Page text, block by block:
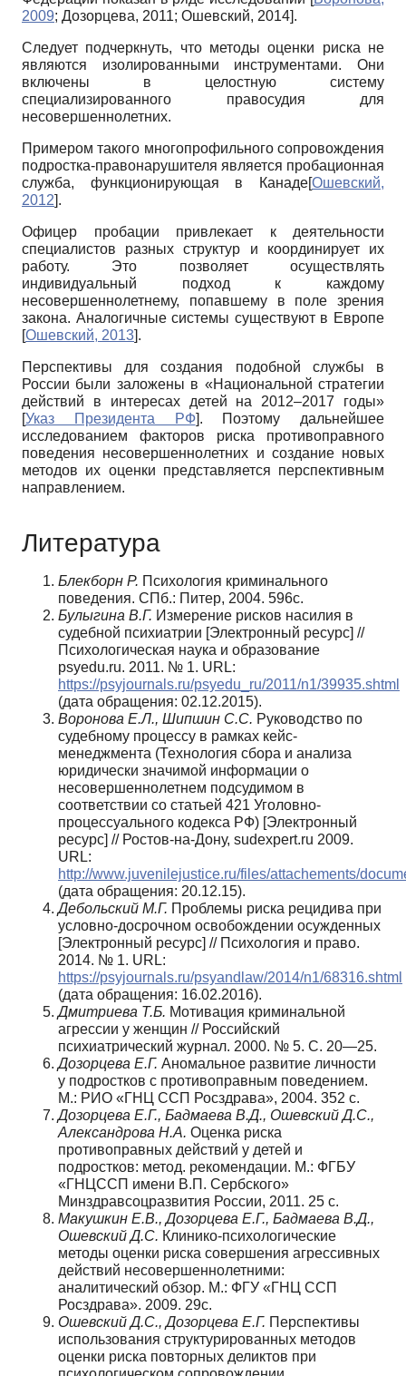
2009; Дозорцева, 2011; Ошевский, 2014].
Следует подчеркнуть, что методы оценки риска не
являются изолированными инструментами. Они
включены в целостную систему
специализированного правосудия для
несовершеннолетних.
Примером такого многопрофильного сопровождения
подростка-правонарушителя является пробационная
служба, функционирующая в Канаде[Ошевский,
2012].
Офицер пробации привлекает к деятельности
специалистов разных структур и координирует их
работу. Это позволяет осуществлять
индивидуальный подход к каждому
несовершеннолетнему, попавшему в поле зрения
закона. Аналогичные системы существуют в Европе
[Ошевский, 2013].
Перспективы для создания подобной службы в
России были заложены в «Национальной стратегии
действий в интересах детей на 2012–2017 годы»
[Указ Президента РФ]. Поэтому дальнейшее
исследованием факторов риска противоправного
поведения несовершеннолетних и создание новых
методов их оценки представляется перспективным
направлением.
Литература
Блекборн Р. Психология криминального
поведения. СПб.: Питер, 2004. 596с.
Булыгина В.Г. Измерение рисков насилия в
судебной психиатрии [Электронный ресурс] //
Психологическая наука и образование
psyedu.ru. 2011. № 1. URL:
https://psyjournals.ru/psyedu_ru/2011/n1/39935.shtml
(дата обращения: 02.12.2015).
Воронова Е.Л., Шипшин С.С. Руководство по
судебному процессу в рамках кейс-
менеджмента (Технология сбора и анализа
юридически значимой информации о
несовершеннолетнем подсудимом в
соответствии со статьей 421 Уголовно-
процессуального кодекса РФ) [Электронный
ресурс] // Ростов-на-Дону, sudexpert.ru 2009.
URL:
http://www.juvenilejustice.ru/files/attachements/
(дата обращения: 20.12.15).
Дебольский М.Г. Проблемы риска рецидива при
условно-досрочном освобождении осужденных
[Электронный ресурс] // Психология и право.
2014. № 1. URL:
https://psyjournals.ru/psyandlaw/2014/n1/68316.shtml
(дата обращения: 16.02.2016).
Дмитриева Т.Б. Мотивация криминальной
агрессии у женщин // Российский
психиатрический журнал. 2000. № 5. С. 20—25.
Дозорцева Е.Г. Аномальное развитие личности
у подростков с противоправным поведением.
М.: РИО «ГНЦ ССП Росздрава», 2004. 352 с.
Дозорцева Е.Г., Бадмаева В.Д., Ошевский Д.С.,
Александрова Н.А. Оценка риска
противоправных действий у детей и
подростков: метод. рекомендации. М.: ФГБУ
«ГНЦССП имени В.П. Сербского»
Минздравсоцразвития России, 2011. 25 с.
Макушкин Е.В., Дозорцева Е.Г., Бадмаева В.Д.,
Ошевский Д.С. Клинико-психологические
методы оценки риска совершения агрессивных
действий несовершеннолетними:
аналитический обзор. М.: ФГУ «ГНЦ ССП
Росздрава». 2009. 29с.
Ошевский Д.С., Дозорцева Е.Г. Перспективы
использования структурированных методов
оценки риска повторных деликтов при